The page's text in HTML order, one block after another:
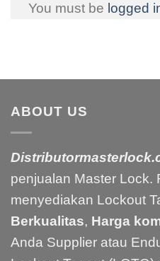
You must be logged
ABOUT US
penjualan Master Lock.
menyediakan Lockout
Berkualitas, Harga
Anda Supplier atau